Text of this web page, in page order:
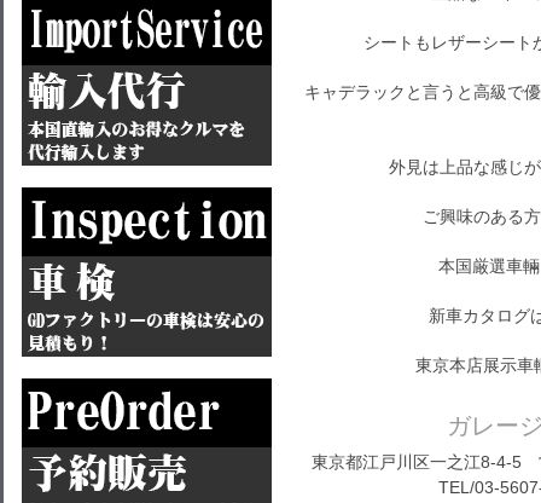
シートもレザーシート
キャデラックと言うと高級で
外見は上品な感じ
ご興味のある
本国厳選車
新車カタログ
東京本店展示
ガレー
東京都江戸川区一之江8-4-5
TEL/03-